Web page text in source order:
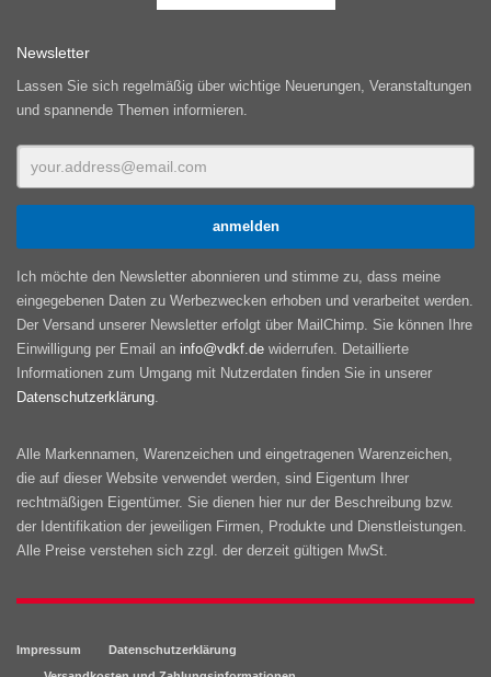
Newsletter
Lassen Sie sich regelmäßig über wichtige Neuerungen, Veranstaltungen
und spannende Themen informieren.
Ich möchte den Newsletter abonnieren und stimme zu, dass meine
eingegebenen Daten zu Werbezwecken erhoben und verarbeitet werden.
Der Versand unserer Newsletter erfolgt über MailChimp. Sie können Ihre
Einwilligung per Email an info@vdkf.de widerrufen. Detaillierte
Informationen zum Umgang mit Nutzerdaten finden Sie in unserer
Datenschutzerklärung
Alle Markennamen, Warenzeichen und eingetragenen Warenzeichen,
die auf dieser Website verwendet werden, sind Eigentum Ihrer
rechtmäßigen Eigentümer. Sie dienen hier nur der Beschreibung bzw.
der Identifikation der jeweiligen Firmen, Produkte und Dienstleistungen.
Alle Preise verstehen sich zzgl. der derzeit gültigen MwSt.
Impressum
Datenschutzerklärung